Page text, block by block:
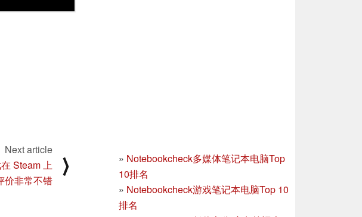
» Notebookcheck多媒体笔记本电脑Top
10排名
» Notebookcheck游戏笔记本电脑Top 10
排名
Next article
Steam 上
价非常不错
⟩